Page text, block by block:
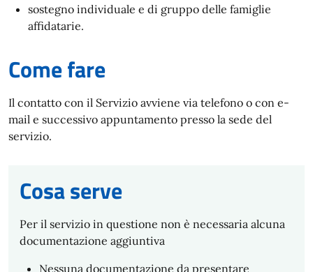
sostegno individuale e di gruppo delle famiglie
affidatarie.
Come fare
Il contatto con il Servizio avviene via telefono o con e-
mail e successivo appuntamento presso la sede del
servizio.
Cosa serve
Per il servizio in questione non è necessaria alcuna
documentazione aggiuntiva
Nessuna documentazione da presentare